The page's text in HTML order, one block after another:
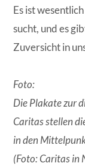
Es ist
sucht, und es
Zuversicht in
Foto:
Die Plakate zur
Caritas stellen
in den
(Foto: Caritas in